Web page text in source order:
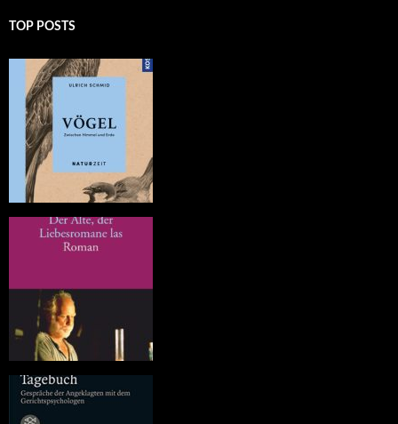
TOP POSTS